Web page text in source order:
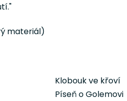
materiál)
Klobouk ve křoví
Píseň o Golemovi